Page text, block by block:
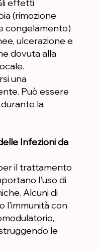
effetti
(rimozione
congelamento)
ulcerazione e
dovuta alla
una
Può essere
la
Infezioni da
il trattamento
l'uso di
Alcuni di
l'immunità con
le